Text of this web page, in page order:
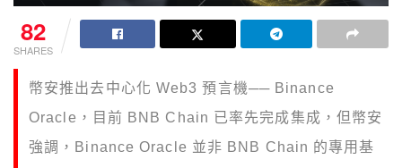
82
SHARES
幣安推出去中心化 Web3 預言機── Binance
Oracle，目前 BNB Chain 已率先完成集成，但幣安
強調，Binance Oracle 並非 BNB Chain 的專用基